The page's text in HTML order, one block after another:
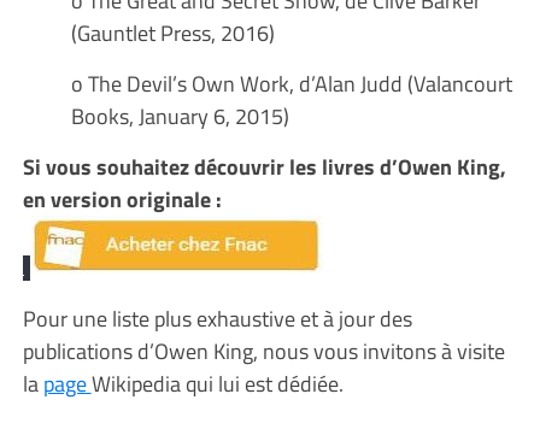
(Gauntlet Press, 2016)
o The Devil’s Own Work, d’Alan Judd (Valancourt
Books, January 6, 2015)
Si vous souhaitez découvrir les livres d’Owen King,
en version originale :
Pour une liste plus exhaustive et à jour des
publications d’Owen King, nous vous invitons à visite
lapageWikipedia qui lui est dédiée.